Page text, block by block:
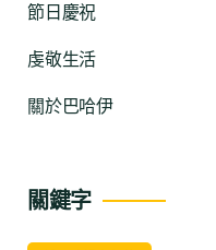
節日慶祝
虔敬生活
關於巴哈伊
關鍵字